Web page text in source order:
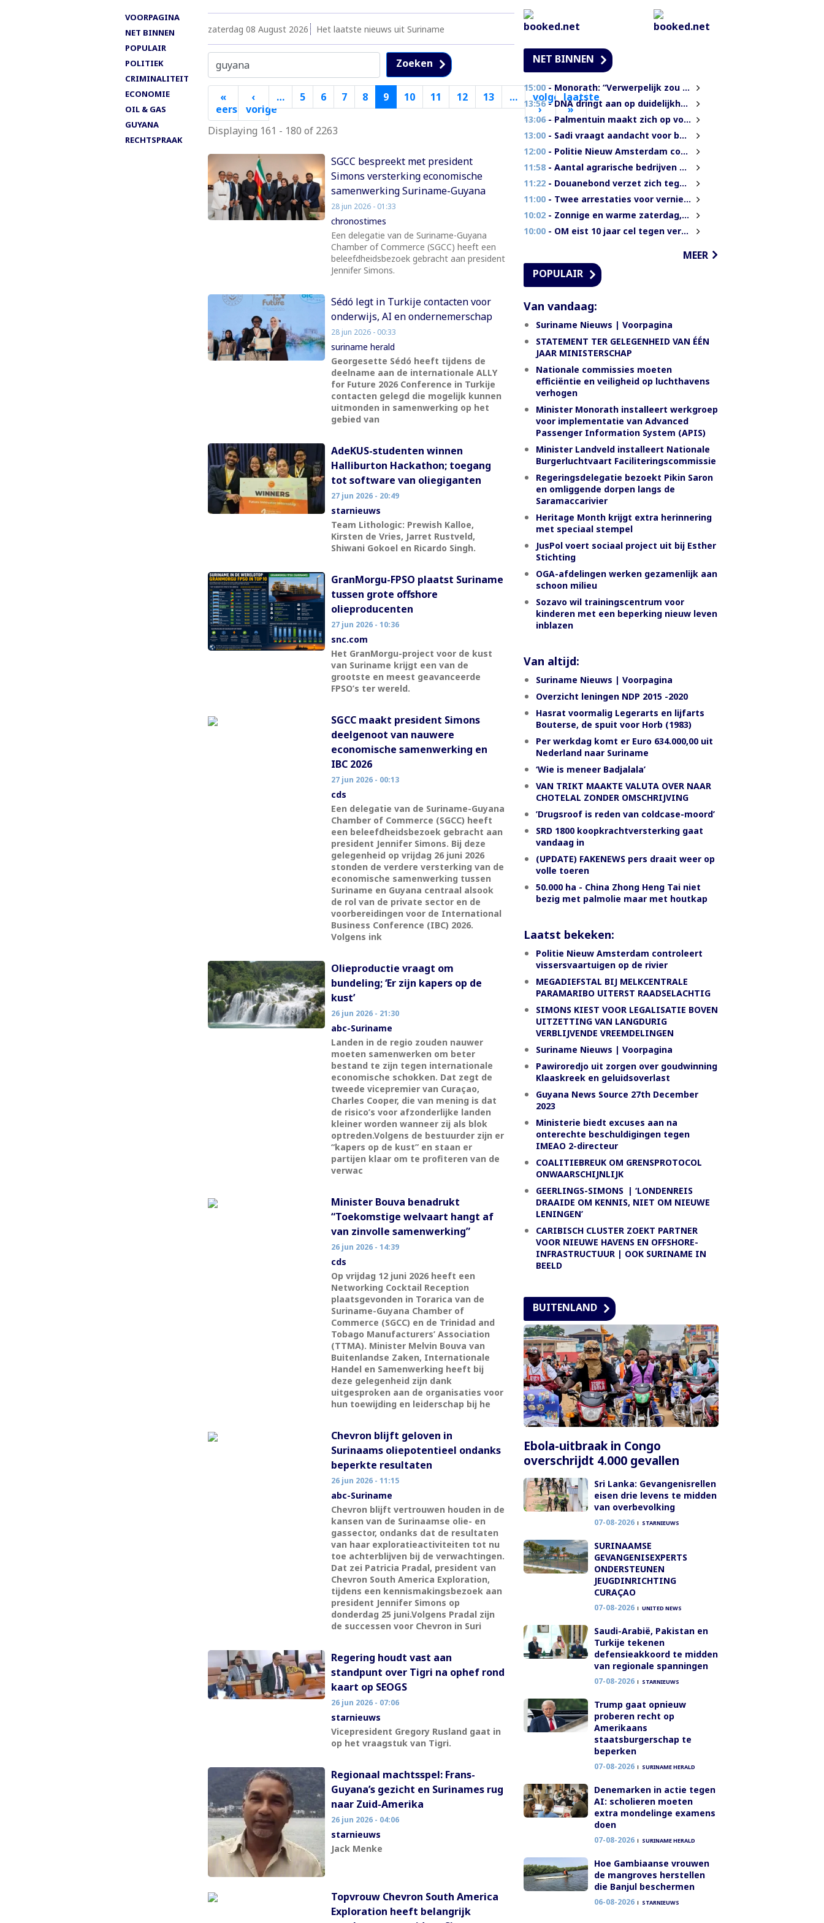
VOORPAGINA
NET BINNEN
POPULAIR
POLITIEK
CRIMINALITEIT
ECONOMIE
OIL & GAS
GUYANA
RECHTSPRAAK
zaterdag 08 August 2026 Het laatste nieuws uit Suriname
Zoeken
Paginering
«
eerste
Eerste
pagina
‹
vorige
Vorige
pagina
… 5 6 7 8 9 10 11 12 13 …
volgende
›Volgende
pagina
laatste
» Laatste
pagina
Displaying 161 - 180 of 2263
SGCC bespreekt met president
Simons versterking economische
samenwerking Suriname-Guyana
28 jun 2026 - 01:33
chronostimes
Een delegatie van de Suriname-Guyana
Chamber of Commerce (SGCC) heeft een
beleefdheidsbezoek gebracht aan president
Jennifer Simons.
Sédó legt in Turkije contacten voor
onderwijs, AI en ondernemerschap
28 jun 2026 - 00:33
suriname herald
Georgesette Sédó heeft tijdens de
deelname aan de internationale ALLY
for Future 2026 Conference in Turkije
contacten gelegd die mogelijk kunnen
uitmonden in samenwerking op het
gebied van
AdeKUS-studenten winnen
Halliburton Hackathon; toegang
tot software van oliegiganten
27 jun 2026 - 20:49
starnieuws
Team Lithologic: Prewish Kalloe,
Kirsten de Vries, Jarret Rustveld,
Shiwani Gokoel en Ricardo Singh.
GranMorgu-FPSO plaatst Suriname
tussen grote offshore
olieproducenten
27 jun 2026 - 10:36
snc.com
Het GranMorgu-project voor de kust
van Suriname krijgt een van de
grootste en meest geavanceerde
FPSO’s ter wereld.
SGCC maakt president Simons
deelgenoot van nauwere
economische samenwerking en
IBC 2026
27 jun 2026 - 00:13
cds
Een delegatie van de Suriname-Guyana
Chamber of Commerce (SGCC) heeft
een beleefdheidsbezoek gebracht aan
president Jennifer Simons. Bij deze
gelegenheid op vrijdag 26 juni 2026
stonden de verdere versterking van de
economische samenwerking tussen
Suriname en Guyana centraal alsook
de rol van de private sector en de
voorbereidingen voor de International
Business Conference (IBC) 2026.
Volgens ink
Olieproductie vraagt om
bundeling; ‘Er zijn kapers op de
kust’
26 jun 2026 - 21:30
abc-Suriname
Landen in de regio zouden nauwer
moeten samenwerken om beter
bestand te zijn tegen internationale
economische schokken. Dat zegt de
tweede vicepremier van Curaçao,
Charles Cooper, die van mening is dat
de risico’s voor afzonderlijke landen
kleiner worden wanneer zij als blok
optreden.Volgens de bestuurder zijn er
“kapers op de kust” en staan er
partijen klaar om te profiteren van de
verwac
Minister Bouva benadrukt
“Toekomstige welvaart hangt af
van zinvolle samenwerking”
26 jun 2026 - 14:39
cds
Op vrijdag 12 juni 2026 heeft een
Networking Cocktail Reception
plaatsgevonden in Torarica van de
Suriname-Guyana Chamber of
Commerce (SGCC) en de Trinidad and
Tobago Manufacturers’ Association
(TTMA). Minister Melvin Bouva van
Buitenlandse Zaken, Internationale
Handel en Samenwerking heeft bij
deze gelegenheid zijn dank
uitgesproken aan de organisaties voor
hun toewijding en leiderschap bij he
Chevron blijft geloven in
Surinaams oliepotentieel ondanks
beperkte resultaten
26 jun 2026 - 11:15
abc-Suriname
Chevron blijft vertrouwen houden in de
kansen van de Surinaamse olie- en
gassector, ondanks dat de resultaten
van haar exploratieactiviteiten tot nu
toe achterblijven bij de verwachtingen.
Dat zei Patricia Pradal, president van
Chevron South America Exploration,
tijdens een kennismakingsbezoek aan
president Jennifer Simons op
donderdag 25 juni.Volgens Pradal zijn
de successen voor Chevron in Suri
Regering houdt vast aan
standpunt over Tigri na ophef rond
kaart op SEOGS
26 jun 2026 - 07:06
starnieuws
Vicepresident Gregory Rusland gaat in
op het vraagstuk van Tigri.
Regionaal machtsspel: Frans-
Guyana’s gezicht en Surinames rug
naar Zuid-Amerika
26 jun 2026 - 04:06
starnieuws
Jack Menke
Topvrouw Chevron South America
Exploration heeft belangrijk
Paginering
NET BINNEN
15:00- Monorath: “Verwerpelijk zou zijn wanneer we de dingen zouden bedekken met de mantel der liefde”
13:56- DNA dringt aan op duidelijkheid over oorzaak massale vissterfte
13:06- Palmentuin maakt zich op voor kleurrijke viering Dag der Inheemsen
13:00- Sadi vraagt aandacht voor boothouders en overbelasting Wijdenboschbrug
12:00- Politie Nieuw Amsterdam controleert vissersvaartuigen op de rivier
11:58- Aantal agrarische bedrijven met 41 procent gegroeid
11:22- Douanebond verzet zich tegen verlies ambtenarenstatus bij wijziging Wet Belastingdienst
11:00- Twee arrestaties voor vernieling glasvezelkabels Telesur; maskers en kabelknipper gevonden
10:02- Zonnige en warme zaterdag, lokaal kans op een bui
10:00- OM eist 10 jaar cel tegen verdachte voor verkrachting, vrijheidsberoving en mishandeling
MEER
POPULAIR
Van vandaag:
Suriname Nieuws | Voorpagina
STATEMENT TER GELEGENHEID VAN ÉÉN
JAAR MINISTERSCHAP
Nationale commissies moeten
efficiëntie en veiligheid op luchthavens
verhogen
Minister Monorath installeert werkgroep
voor implementatie van Advanced
Passenger Information System (APIS)
Minister Landveld installeert Nationale
Burgerluchtvaart Faciliteringscommissie
Regeringsdelegatie bezoekt Pikin Saron
en omliggende dorpen langs de
Saramaccarivier
Heritage Month krijgt extra herinnering
met speciaal stempel
JusPol voert sociaal project uit bij Esther
Stichting
OGA-afdelingen werken gezamenlijk aan
schoon milieu
Sozavo wil trainingscentrum voor
kinderen met een beperking nieuw leven
inblazen
Van altijd:
Suriname Nieuws | Voorpagina
Overzicht leningen NDP 2015 -2020
Hasrat voormalig Legerarts en lijfarts
Bouterse, de spuit voor Horb (1983)
Per werkdag komt er Euro 634.000,00 uit
Nederland naar Suriname
‘Wie is meneer Badjalala’
VAN TRIKT MAAKTE VALUTA OVER NAAR
CHOTELAL ZONDER OMSCHRIJVING
’Drugsroof is reden van coldcase-moord’
SRD 1800 koopkrachtversterking gaat
vandaag in
(UPDATE) FAKENEWS pers draait weer op
volle toeren
50.000 ha - China Zhong Heng Tai niet
bezig met palmolie maar met houtkap
Laatst bekeken:
Politie Nieuw Amsterdam controleert
vissersvaartuigen op de rivier
MEGADIEFSTAL BIJ MELKCENTRALE
PARAMARIBO UITERST RAADSELACHTIG
SIMONS KIEST VOOR LEGALISATIE BOVEN
UITZETTING VAN LANGDURIG
VERBLIJVENDE VREEMDELINGEN
Suriname Nieuws | Voorpagina
Pawiroredjo uit zorgen over goudwinning
Klaaskreek en geluidsoverlast
Guyana News Source 27th December
2023
Ministerie biedt excuses aan na
onterechte beschuldigingen tegen
IMEAO 2-directeur
COALITIEBREUK OM GRENSPROTOCOL
ONWAARSCHIJNLIJK
GEERLINGS-SIMONS | ‘LONDENREIS
DRAAIDE OM KENNIS, NIET OM NIEUWE
LENINGEN’
CARIBISCH CLUSTER ZOEKT PARTNER
VOOR NIEUWE HAVENS EN OFFSHORE-
INFRASTRUCTUUR | OOK SURINAME IN
BEELD
BUITENLAND
Ebola-uitbraak in Congo
overschrijdt 4.000 gevallen
Sri Lanka: Gevangenisrellen
eisen drie levens te midden
van overbevolking
07-08-2026 STARNIEUWS
SURINAAMSE
GEVANGENISEXPERTS
ONDERSTEUNEN
JEUGDINRICHTING
CURAÇAO
07-08-2026 UNITED NEWS
Saudi-Arabië, Pakistan en
Turkije tekenen
defensieakkoord te midden
van regionale spanningen
07-08-2026 STARNIEUWS
Trump gaat opnieuw
proberen recht op
Amerikaans
staatsburgerschap te
beperken
07-08-2026 SURINAME HERALD
Denemarken in actie tegen
AI: scholieren moeten
extra mondelinge examens
doen
07-08-2026 SURINAME HERALD
Hoe Gambiaanse vrouwen
de mangroves herstellen
die Banjul beschermen
06-08-2026 STARNIEUWS